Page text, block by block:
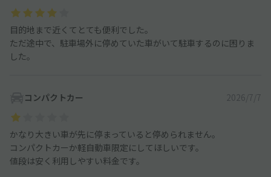
目的地まで近くてとても便利でした。
ただ途中で、駐車場外に停めていた車がいて駐車するのに困りま
した。
コンパクトカー 2026/7/7
かなり大きい車が先に停まっていると停められません。
コンパクトカーか軽自動車限定にしてほしいです。
値段は安く利用しやすい料金です。